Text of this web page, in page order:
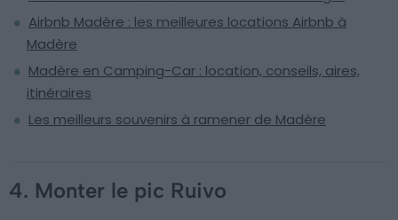
Airbnb Madère : les meilleures locations Airbnb à
Madère
Madère en Camping-Car : location, conseils, aires,
itinéraires
Les meilleurs souvenirs à ramener de Madère
4. Monter le pic Ruivo